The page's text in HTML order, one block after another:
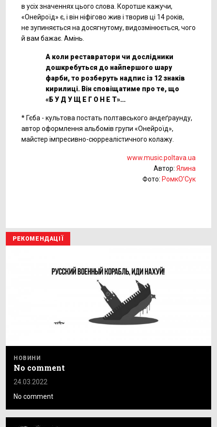
в усіх значеннях цього слова. Коротше кажучи,
«Онейроїд» є, і він ніфігово жив і творив ці 14 років,
не зупиняється на досягнутому, видозмінюється, чого
й вам бажає. Амінь.
А коли реставратори чи дослідники
дошкребуться до найпершого шару
фарби, то розберуть надпис iз 12 знаків
кирилиці. Він сповіщатиме про те, що
«Б У Д У Щ Е Г О Н Е Т»…
* Гєба - культова постать полтавського андеґраунду,
автор оформлення альбомів групи «Онейроїд»,
майстер імпресивно-сюрреалістичного колажу.
www.music.poltava.ua
Автор: Ялина
Фото: РомкО’Сук
РЕКОМЕНДАЦІЇ
НОВИНИ
No comment
24.03.2022
No comment